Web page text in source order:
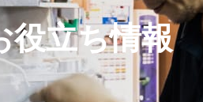
ニュース
商品開発研究会
役立ち情報